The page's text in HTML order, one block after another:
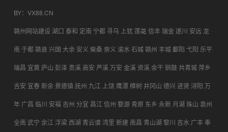
BY： VX88.CN
赣州网站建设 湖口 泰和 定南 宁都 寻乌 上犹莲花 信丰瑞金遂川 安远 龙
南 于都赣县 兴国 大余 安义 柴桑 崇义 渝水石城赣州 丰城鄱阳 弋阳 乐平
瑞昌 宜黄 庐山 彭泽 贵溪 高安 芦溪 万安 金溪 资溪余干铜鼓共青城萍乡
吉安 宜春新余 景德镇抚州 九江上饶鹰潭 樟树 井冈山 德兴进贤 浔阳 万
年 广昌 临川 安福 吉州 分宜 昌江信州 婺源 青原 东乡 永新 月湖 珠山 袁州
全南 武宁 余江 浮梁 西湖 青云谱 湾里 新建 南昌 青山湖 黎川 吉水 广丰 奉